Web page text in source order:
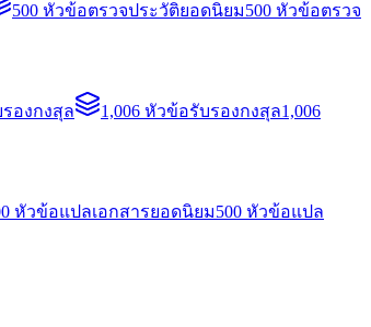
500 หัวข้อตรวจประวัติยอดนิยม500 หัวข้อตรวจ
รองกงสุล 1,006 หัวข้อรับรองกงสุล1,006
หัวข้อแปลเอกสารยอดนิยม500 หัวข้อแปล